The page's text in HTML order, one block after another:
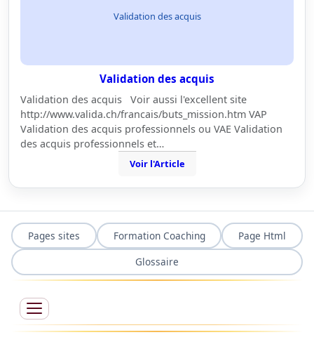
Validation des acquis
Validation des acquis
Validation des acquis Voir aussi l'excellent site
http://www.valida.ch/francais/buts_mission.htm VAP
Validation des acquis professionnels ou VAE Validation
des acquis professionnels et…
Voir l'Article
Pages sites Formation Coaching
Page Html
Glossaire